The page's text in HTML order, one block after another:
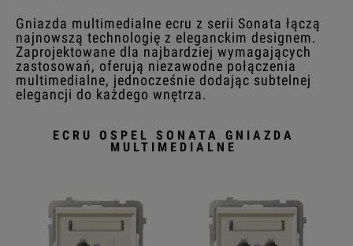
Gniazda multimedialne ecru z serii Sonata łączą
najnowszą technologię z eleganckim designem.
Zaprojektowane dla najbardziej wymagających
zastosowań, oferują niezawodne połączenia
multimedialne, jednocześnie dodając subtelnej
elegancji do każdego wnętrza.
ECRU OSPEL SONATA GNIAZDA
MULTIMEDIALNE